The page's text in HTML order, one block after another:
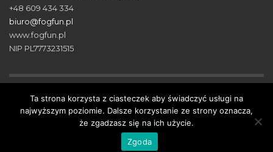
+48 609 434 334
biuro@fogfun.pl
www.fogfun.pl
NIP PL7773231515
© 2018 FOG FUN. All Rights Reserved.
® Znak towarowy FOG FUN został zarejestrowany w
Urzędzie Patentowym RP.
Ta strona korzysta z ciasteczek aby świadczyć usługi na
najwyższym poziomie. Dalsze korzystanie ze strony oznacza,
że zgadzasz się na ich użycie.
Zgoda